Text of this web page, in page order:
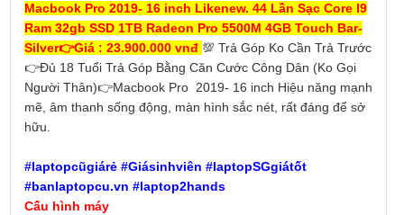
Macbook Pro 2019- 16 inch Likenew. 44 Lần Sạc Core I9
Ram 32gb SSD 1TB Radeon Pro 5500M 4GB Touch Bar-
Silver👉Giá : 23.900.000 vnđ 💯 Trả Góp Ko Cần Trả Trước
👉Đủ 18 Tuổi Trả Góp Bằng Căn Cước Công Dân (Ko Gọi
Người Thân)👉Macbook Pro 2019- 16 inch Hiệu năng mạnh
mẽ, âm thanh sống động, màn hình sắc nét, rất đáng để sở
hữu.
#laptopcũgiárẻ #Giásinhviên #laptopSGgiátốt
#banlaptopcu.vn #laptop2hands
Cấu hình máy